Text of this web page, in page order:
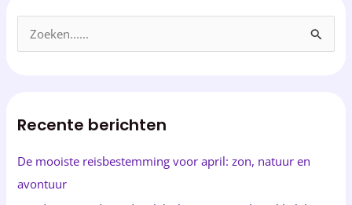
e
Recente berichten
De mooiste reisbestemming voor april: zon, natuur en
avontuur